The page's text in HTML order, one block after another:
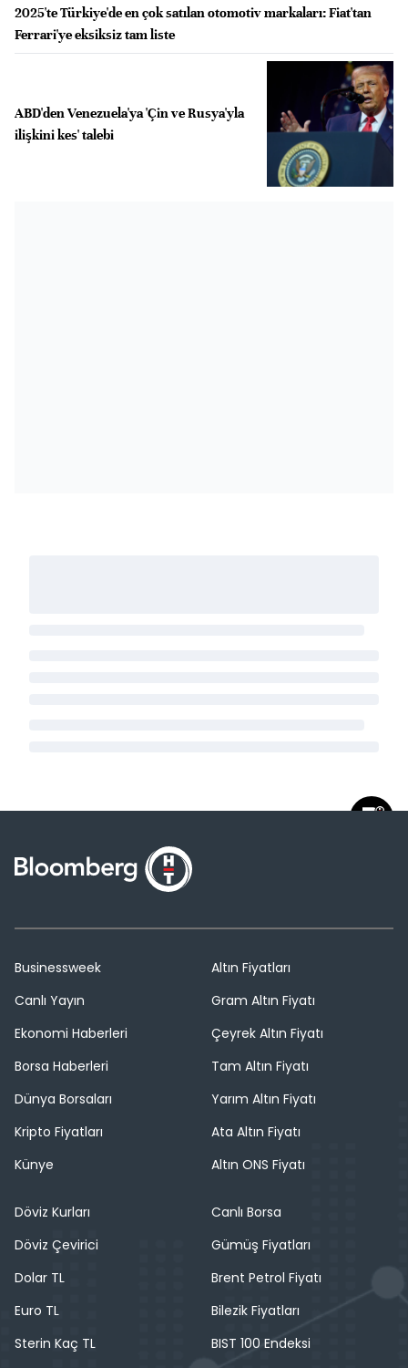
2025'te Türkiye'de en çok satılan otomotiv markaları: Fiat'tan
Ferrari'ye eksiksiz tam liste
ABD'den Venezuela'ya 'Çin ve Rusya'yla
ilişkini kes' talebi
Businessweek
Canlı Yayın
Ekonomi Haberleri
Borsa Haberleri
Dünya Borsaları
Kripto Fiyatları
Künye
Altın Fiyatları
Gram Altın Fiyatı
Çeyrek Altın Fiyatı
Tam Altın Fiyatı
Yarım Altın Fiyatı
Ata Altın Fiyatı
Altın ONS Fiyatı
Döviz Kurları
Döviz Çevirici
Dolar TL
Euro TL
Sterin Kaç TL
Canlı Borsa
Gümüş Fiyatları
Brent Petrol Fiyatı
Bilezik Fiyatları
BIST 100 Endeksi